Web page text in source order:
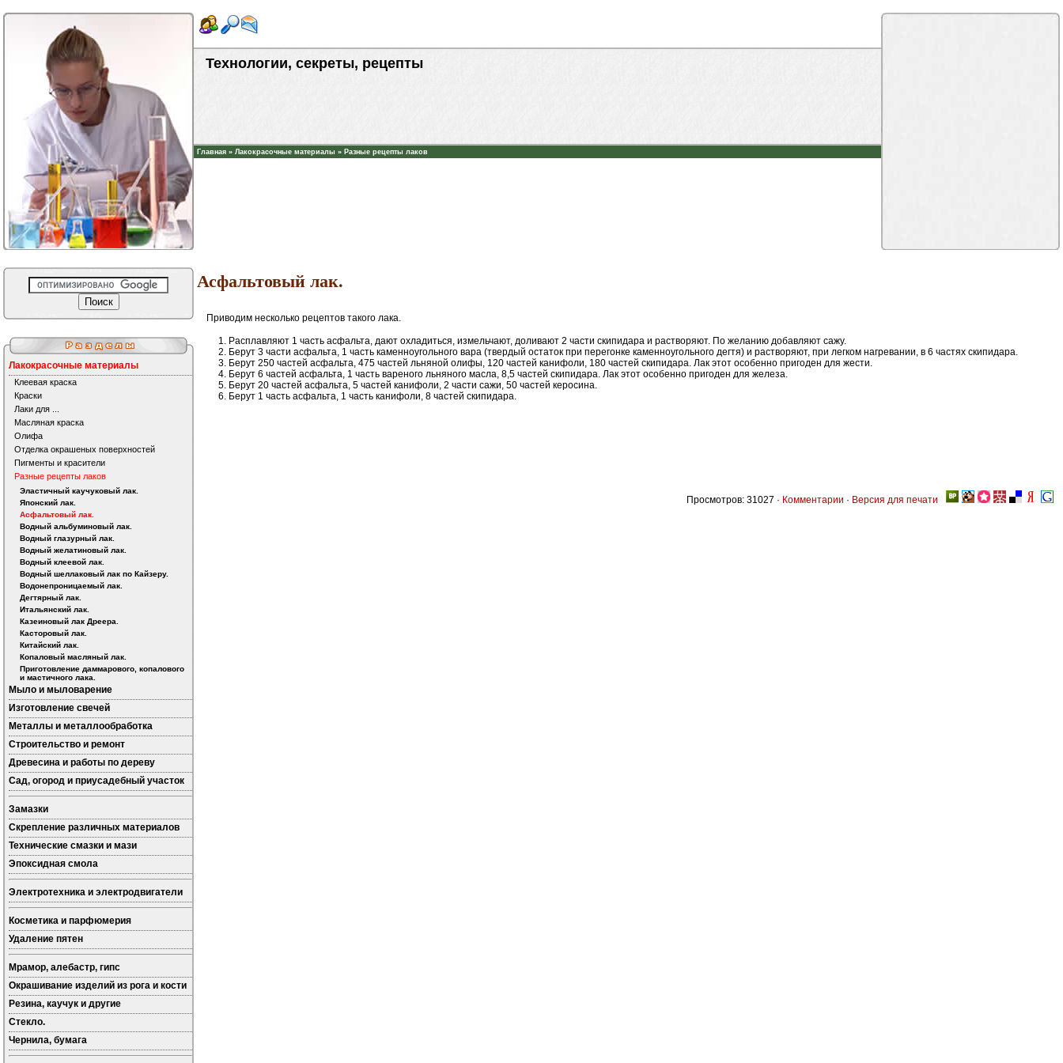
Технологии, секреты, рецепты
Главная » Лакокрасочные материалы » Разные рецепты лаков
Лакокрасочные материалы
Клеевая краска
Краски
Лаки для ...
Масляная краска
Олифа
Отделка окрашеных поверхностей
Пигменты и красители
Разные рецепты лаков
Эластичный каучуковый лак.
Японский лак.
Асфальтовый лак.
Водный альбуминовый лак.
Водный глазурный лак.
Водный желатиновый лак.
Водный клеевой лак.
Водный шеллаковый лак по Кайзеру.
Водонепроницаемый лак.
Дегтярный лак.
Итальянский лак.
Казеиновый лак Дреера.
Касторовый лак.
Китайский лак.
Копаловый масляный лак.
Приготовление даммарового, копалового
и мастичного лака.
Мыло и мыловарение
Изготовление свечей
Металлы и металлообработка
Строительство и ремонт
Древесина и работы по дереву
Сад, огород и приусадебный участок
Замазки
Скрепление различных материалов
Технические смазки и мази
Эпоксидная смола
Электротехника и электродвигатели
Косметика и парфюмерия
Удаление пятен
Мрамор, алебастр, гипс
Окрашивание изделий из рога и кости
Резина, каучук и другие
Стекло.
Чернила, бумага
Асфальтовый лак.
Приводим несколько рецептов такого лака.
Расплавляют 1 часть асфальта, дают охладиться, измельчают, доливают 2 части скипидара и растворяют. По желанию добавляют сажу.
Берут 3 части асфальта, 1 часть каменноугольного вара (твердый остаток при перегонке каменноугольного дегтя) и растворяют, при легком нагревании, в 6 частях скипидара.
Берут 250 частей асфальта, 475 частей льняной олифы, 120 частей канифоли, 180 частей скипидара. Лак этот особенно пригоден для жести.
Берут 6 частей асфальта, 1 часть вареного льняного масла, 8,5 частей скипидара. Лак этот особенно пригоден для железа.
Берут 20 частей асфальта, 5 частей канифоли, 2 части сажи, 50 частей керосина.
Берут 1 часть асфальта, 1 часть канифоли, 8 частей скипидара.
Просмотров: 31027 · Комментарии · Версия для печати